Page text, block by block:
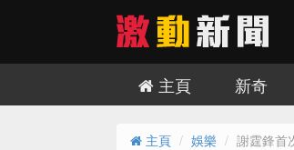
主頁 新奇
主頁 娛樂 謝霆鋒首